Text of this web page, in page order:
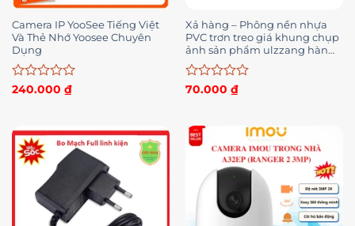
Camera IP YooSee Tiếng Việt
Và Thẻ Nhớ Yoosee Chuyên
Dụng
Được
0
5
sao
240.000 ₫
Xả hàng – Phông nền nhựa
PVC trơn treo giá khung chụp
ảnh sản phẩm ulzzang hàn
quốc instagram giấy PVC
nhiệt 3 in 1 2K08
Được
0
5
70.000 ₫